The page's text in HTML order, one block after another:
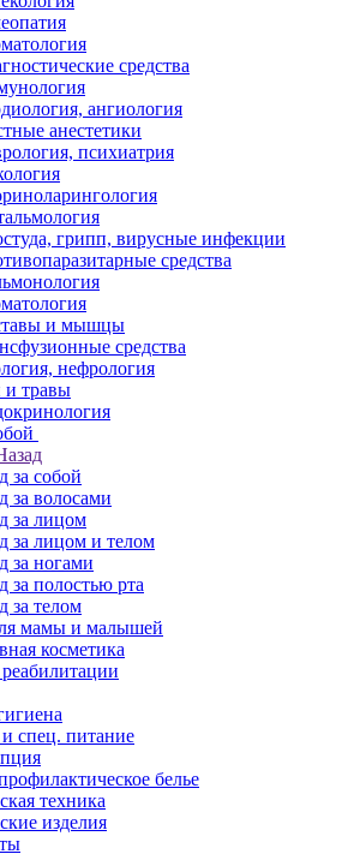
средства
ангиология
анестетики
психиатрия
грипп, вирусные инфекции
средства
и мышцы
средства
нефрология
и травы
за собой
за волосами
за лицом
за лицом и телом
за ногами
за полостью рта
за телом
мамы и малышей
косметика
спец. питание
белье
техника
изделия